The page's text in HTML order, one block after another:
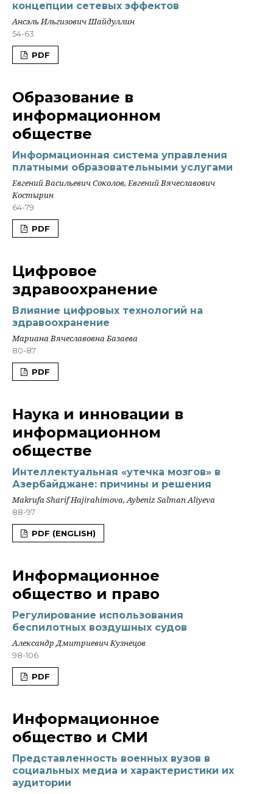
концепции сетевых эффектов
Ансэль Ильгизович Шайдуллин
54-63
PDF
Образование в
информационном
обществе
Информационная система управления
платными образовательными услугами
Евгений Васильевич Соколов, Евгений Вячеславович
Костырин
64-79
PDF
Цифровое
здравоохранение
Влияние цифровых технологий на
здравоохранение
Мариана Вячеславовна Базаева
80-87
PDF
Наука и инновации в
информационном
обществе
Интеллектуальная «утечка мозгов» в
Азербайджане: причины и решения
Makrufa Sharif Hajirahimova, Aybeniz Salman Aliyeva
88-97
PDF (ENGLISH)
Информационное
общество и право
Регулирование использования
беспилотных воздушных судов
Александр Дмитриевич Кузнецов
98-106
PDF
Информационное
общество и СМИ
Представленность военных вузов в
социальных медиа и характеристики их
аудитории